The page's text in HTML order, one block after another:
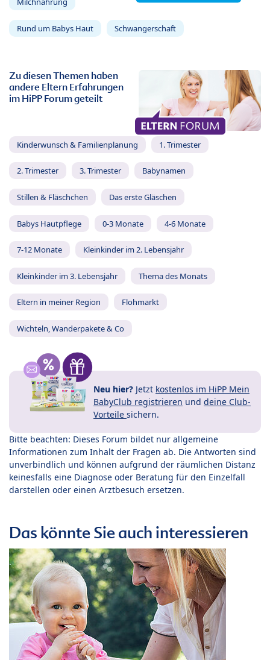
Rund um Babys Haut Schwangerschaft
Zu diesen Themen haben
andere Eltern Erfahrungen
im HiPP Forum geteilt
Kinderwunsch & Familienplanung 1. Trimester
2. Trimester 3. Trimester Babynamen
Stillen & Fläschchen Das erste Gläschen
Babys Hautpflege 0-3 Monate 4-6 Monate
7-12 Monate Kleinkinder im 2. Lebensjahr
Kleinkinder im 3. Lebensjahr Thema des Monats
Eltern in meiner Region Flohmarkt
Wichteln, Wanderpakete & Co
Neu hier? Jetzt kostenlos im HiPP Mein
BabyClub registrieren und deine Club-
Vorteile sichern.
Bitte beachten: Dieses Forum bildet nur allgemeine
Informationen zum Inhalt der Fragen ab. Die Antworten sind
unverbindlich und können aufgrund der räumlichen Distanz
keinesfalls eine Diagnose oder Beratung für den Einzelfall
darstellen oder einen Arztbesuch ersetzen.
Das könnte Sie auch interessieren